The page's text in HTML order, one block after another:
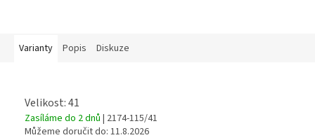
Varianty Popis Diskuze
Velikost: 41
Zasíláme do 2 dnů | 2174-115/41
Můžeme doručit do: 11.8.2026